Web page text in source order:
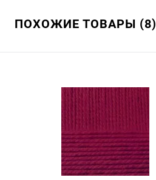
ПОХОЖИЕ ТОВАРЫ (8)